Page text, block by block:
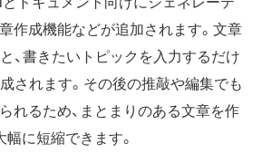
作成機能などが追加されます。文章
、書きたいトピックを入力するだけ
されます。その後の推敲や編集でも
れるため、まとまりのある文章を作
幅に短縮できます。